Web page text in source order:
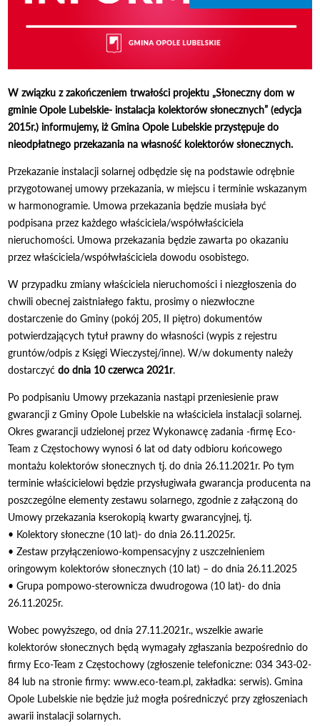
W związku z zakończeniem trwałości projektu „Słoneczny dom w
gminie Opole Lubelskie- instalacja kolektorów słonecznych” (edycja
2015r.) informujemy, iż Gmina Opole Lubelskie przystępuje do
nieodpłatnego przekazania na własność kolektorów słonecznych.
Przekazanie instalacji solarnej odbędzie się na podstawie odrębnie
przygotowanej umowy przekazania, w miejscu i terminie wskazanym
w harmonogramie. Umowa przekazania będzie musiała być
podpisana przez każdego właściciela/współwłaściciela
nieruchomości. Umowa przekazania będzie zawarta po okazaniu
przez właściciela/współwłaściciela dowodu osobistego.
W przypadku zmiany właściciela nieruchomości i niezgłoszenia do
chwili obecnej zaistniałego faktu, prosimy o niezwłoczne
dostarczenie do Gminy (pokój 205, II piętro) dokumentów
potwierdzających tytuł prawny do własności (wypis z rejestru
gruntów/odpis z Księgi Wieczystej/inne). W/w dokumenty należy
dostarczyćdo dnia 10 czerwca 2021r.
Po podpisaniu Umowy przekazania nastąpi przeniesienie praw
gwarancji z Gminy Opole Lubelskie na właściciela instalacji solarnej.
Okres gwarancji udzielonej przez Wykonawcę zadania -firmę Eco-
Team z Częstochowy wynosi 6 lat od daty odbioru końcowego
montażu kolektorów słonecznych tj. do dnia 26.11.2021r. Po tym
terminie właścicielowi będzie przysługiwała gwarancja producenta na
poszczególne elementy zestawu solarnego, zgodnie z załączoną do
Umowy przekazania kserokopią kwarty gwarancyjnej, tj.
• Kolektory słoneczne (10 lat)- do dnia 26.11.2025r.
• Zestaw przyłączeniowo-kompensacyjny z uszczelnieniem
oringowym kolektorów słonecznych (10 lat) – do dnia 26.11.2025
• Grupa pompowo-sterownicza dwudrogowa (10 lat)- do dnia
26.11.2025r.
Wobec powyższego, od dnia 27.11.2021r., wszelkie awarie
kolektorów słonecznych będą wymagały zgłaszania bezpośrednio do
firmy Eco-Team z Częstochowy (zgłoszenie telefoniczne: 034 343-02-
84 lub na stronie firmy: www.eco-team.pl, zakładka: serwis). Gmina
Opole Lubelskie nie będzie już mogła pośredniczyć przy zgłoszeniach
awarii instalacji solarnych.